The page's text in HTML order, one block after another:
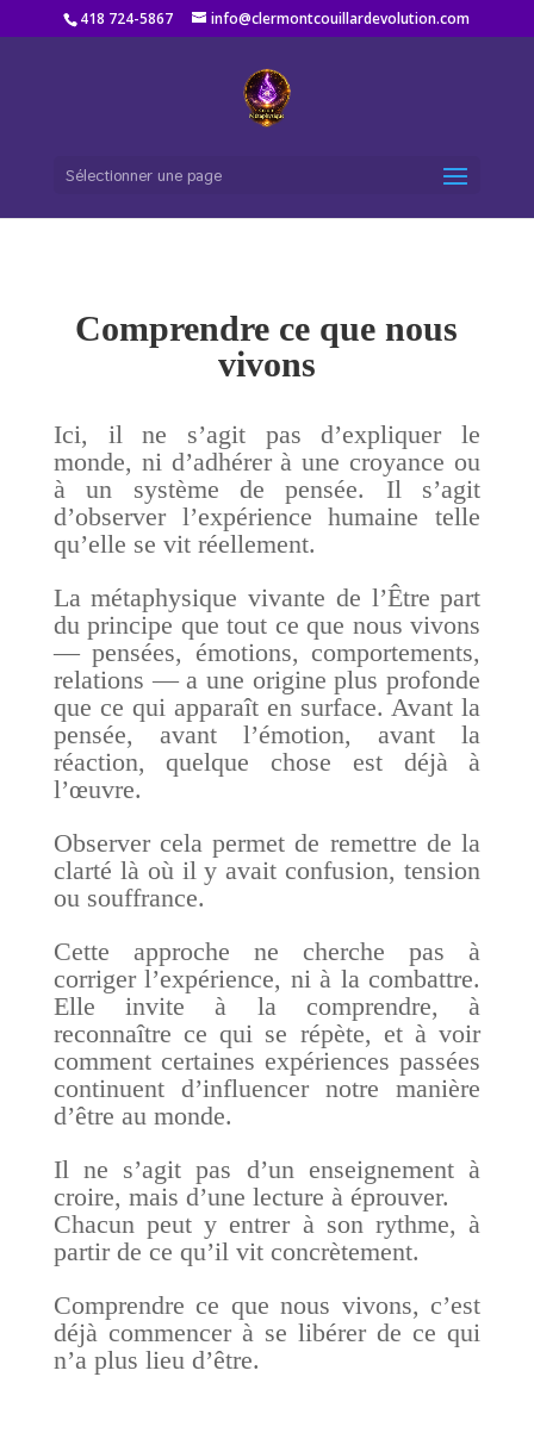
418 724-5867 info@clermontcouillardevolution.com
Sélectionner une page
Comprendre ce que nous
vivons
Ici, il ne s’agit pas d’expliquer le
monde, ni d’adhérer à une croyance ou
à un système de pensée. Il s’agit
d’observer l’expérience humaine telle
qu’elle se vit réellement.
La métaphysique vivante de l’Être part
du principe que tout ce que nous vivons
— pensées, émotions, comportements,
relations — a une origine plus profonde
que ce qui apparaît en surface. Avant la
pensée, avant l’émotion, avant la
réaction, quelque chose est déjà à
l’œuvre.
Observer cela permet de remettre de la
clarté là où il y avait confusion, tension
ou souffrance.
Cette approche ne cherche pas à
corriger l’expérience, ni à la combattre.
Elle invite à la comprendre, à
reconnaître ce qui se répète, et à voir
comment certaines expériences passées
continuent d’influencer notre manière
d’être au monde.
Il ne s’agit pas d’un enseignement à
croire, mais d’une lecture à éprouver.
Chacun peut y entrer à son rythme, à
partir de ce qu’il vit concrètement.
Comprendre ce que nous vivons, c’est
déjà commencer à se libérer de ce qui
n’a plus lieu d’être.